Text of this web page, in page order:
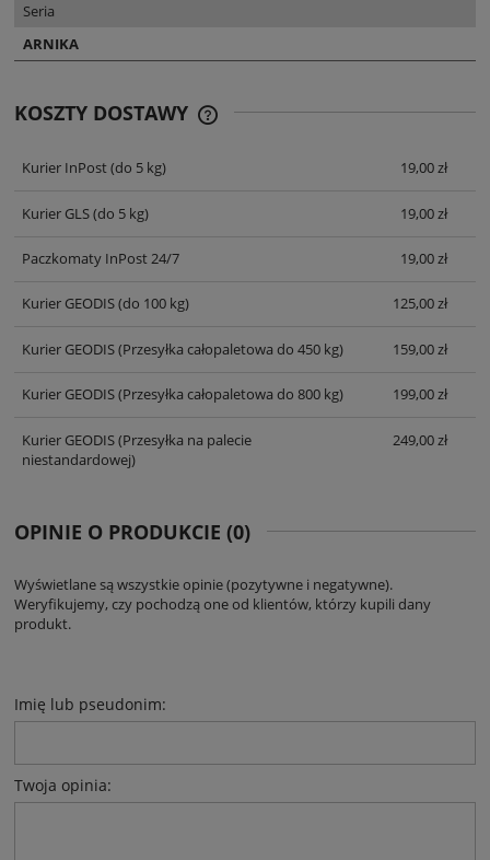
Seria
ARNIKA
KOSZTY DOSTAWY
Kurier InPost(do 5 kg) 19,00 zł
Kurier GLS(do 5 kg) 19,00 zł
Paczkomaty InPost 24/7 19,00 zł
Kurier GEODIS(do 100 kg) 125,00 zł
Kurier GEODIS(Przesyłka całopaletowa do 450 kg) 159,00 zł
Kurier GEODIS(Przesyłka całopaletowa do 800 kg) 199,00 zł
Kurier GEODIS(Przesyłka na palecie
niestandardowej)
249,00 zł
OPINIE O PRODUKCIE (0)
Wyświetlane są wszystkie opinie (pozytywne i negatywne).
Weryfikujemy, czy pochodzą one od klientów, którzy kupili dany
produkt.
Imię lub pseudonim:
Twoja opinia: